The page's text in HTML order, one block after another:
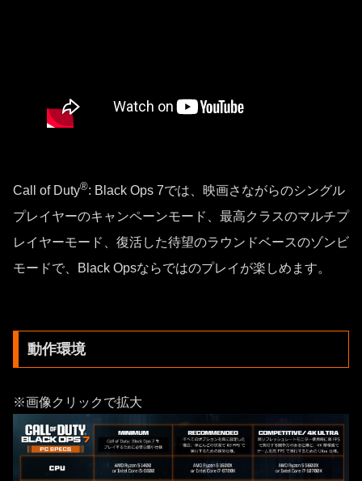
Call of Duty®: Black Ops 7では、映画さながらのシングル
プレイヤーのキャンペーンモード、最高クラスのマルチプ
レイヤーモード、復活した待望のラウンドベースのゾンビ
モードで、Black Opsならではのプレイが楽しめます。
動作環境
※画像クリックで拡大